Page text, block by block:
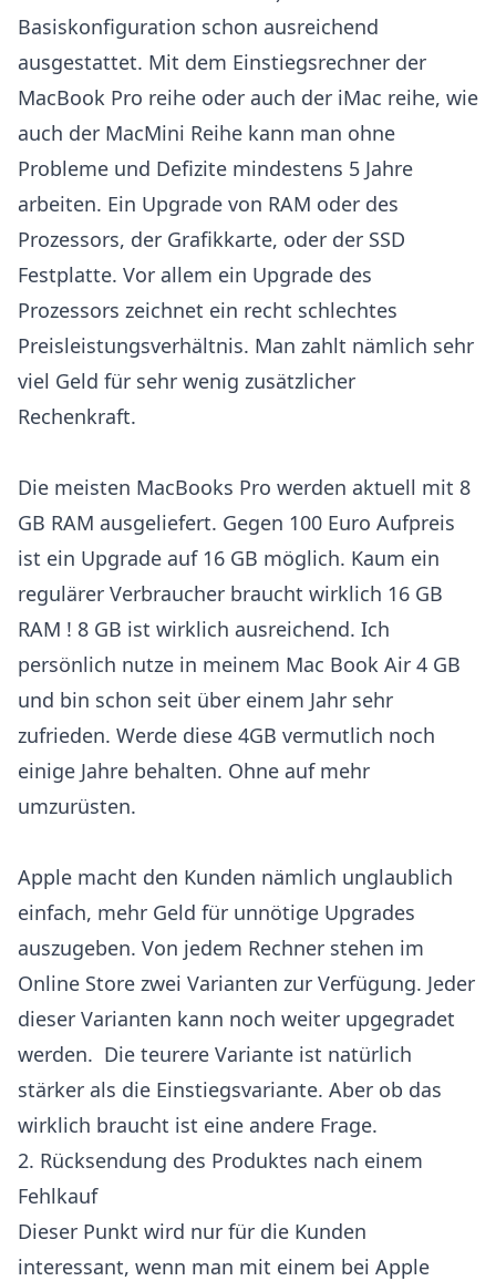
Basiskonfiguration schon ausreichend
ausgestattet. Mit dem Einstiegsrechner der
MacBook Pro reihe oder auch der iMac reihe, wie
auch der MacMini Reihe kann man ohne
Probleme und Defizite mindestens 5 Jahre
arbeiten. Ein Upgrade von RAM oder des
Prozessors, der Grafikkarte, oder der SSD
Festplatte. Vor allem ein Upgrade des
Prozessors zeichnet ein recht schlechtes
Preisleistungsverhältnis. Man zahlt nämlich sehr
viel Geld für sehr wenig zusätzlicher
Rechenkraft.
Die meisten MacBooks Pro werden aktuell mit 8
GB RAM ausgeliefert. Gegen 100 Euro Aufpreis
ist ein Upgrade auf 16 GB möglich. Kaum ein
regulärer Verbraucher braucht wirklich 16 GB
RAM ! 8 GB ist wirklich ausreichend. Ich
persönlich nutze in meinem Mac Book Air 4 GB
und bin schon seit über einem Jahr sehr
zufrieden. Werde diese 4GB vermutlich noch
einige Jahre behalten. Ohne auf mehr
umzurüsten.
Apple macht den Kunden nämlich unglaublich
einfach, mehr Geld für unnötige Upgrades
auszugeben. Von jedem Rechner stehen im
Online Store zwei Varianten zur Verfügung. Jeder
dieser Varianten kann noch weiter upgegradet
werden. Die teurere Variante ist natürlich
stärker als die Einstiegsvariante. Aber ob das
wirklich braucht ist eine andere Frage.
2. Rücksendung des Produktes nach einem
Fehlkauf
Dieser Punkt wird nur für die Kunden
interessant, wenn man mit einem bei Apple